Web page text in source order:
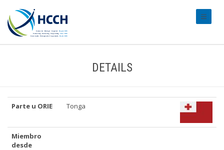
DETAILS
Parte u ORIE Tonga
Miembro
desde